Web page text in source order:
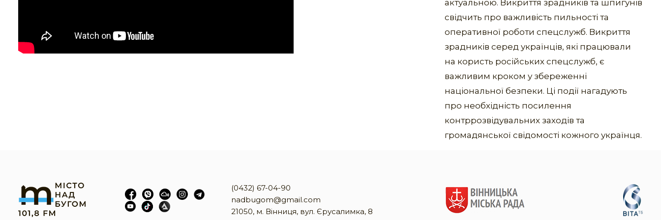
актуальною. Викриття зрадників та шпигунів
свідчить про важливість пильності та
оперативної роботи спецслужб. Викриття
зрадників серед українців, які працювали
на користь російських спецслужб, є
важливим кроком у збереженні
національної безпеки. Ці події нагадують
про необхідність посилення
контррозвідувальних заходів та
громадянської свідомості кожного українця.
(0432) 67-04-90
nadbugom@gmail.com
21050, м. Вінниця, вул. Єрусалимка, 8